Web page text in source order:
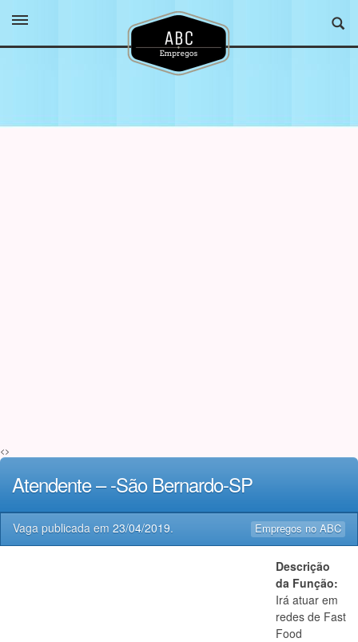
<>
Atendente – -São Bernardo-SP
Empregos no ABC
Vaga publicada em 23/04/2019.
Descrição
da Função:
Irá atuar em
redes de Fast
Food